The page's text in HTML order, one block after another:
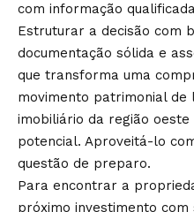
com informação
Estruturar a decisão com
documentação sólida e
que transforma uma
movimento patrimonial de
imobiliário da região
potencial. Aproveitá-lo
questão de preparo.
Para encontrar a
próximo investimento com